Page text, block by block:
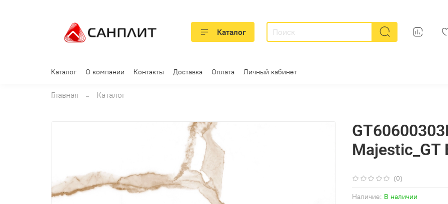
Каталог
Каталог О компании Контакты Доставка Оплата Личный кабинет
Главная Каталог
(0)
Наличие: В наличии